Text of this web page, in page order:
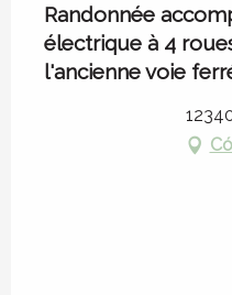
Sábado 25 julio 2026
Sábado 15 agosto
Randonnée
électrique à 4
l'ancienne voie